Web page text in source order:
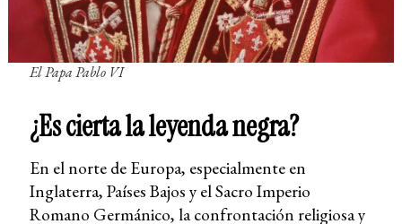
El Papa Pablo VI
¿Es cierta la leyenda negra?
En el norte de Europa, especialmente en
Inglaterra, Países Bajos y el Sacro Imperio
Romano Germánico, la confrontación religiosa y